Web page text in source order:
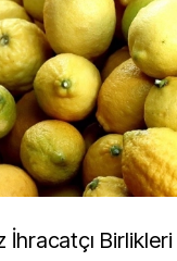
İhracatçı